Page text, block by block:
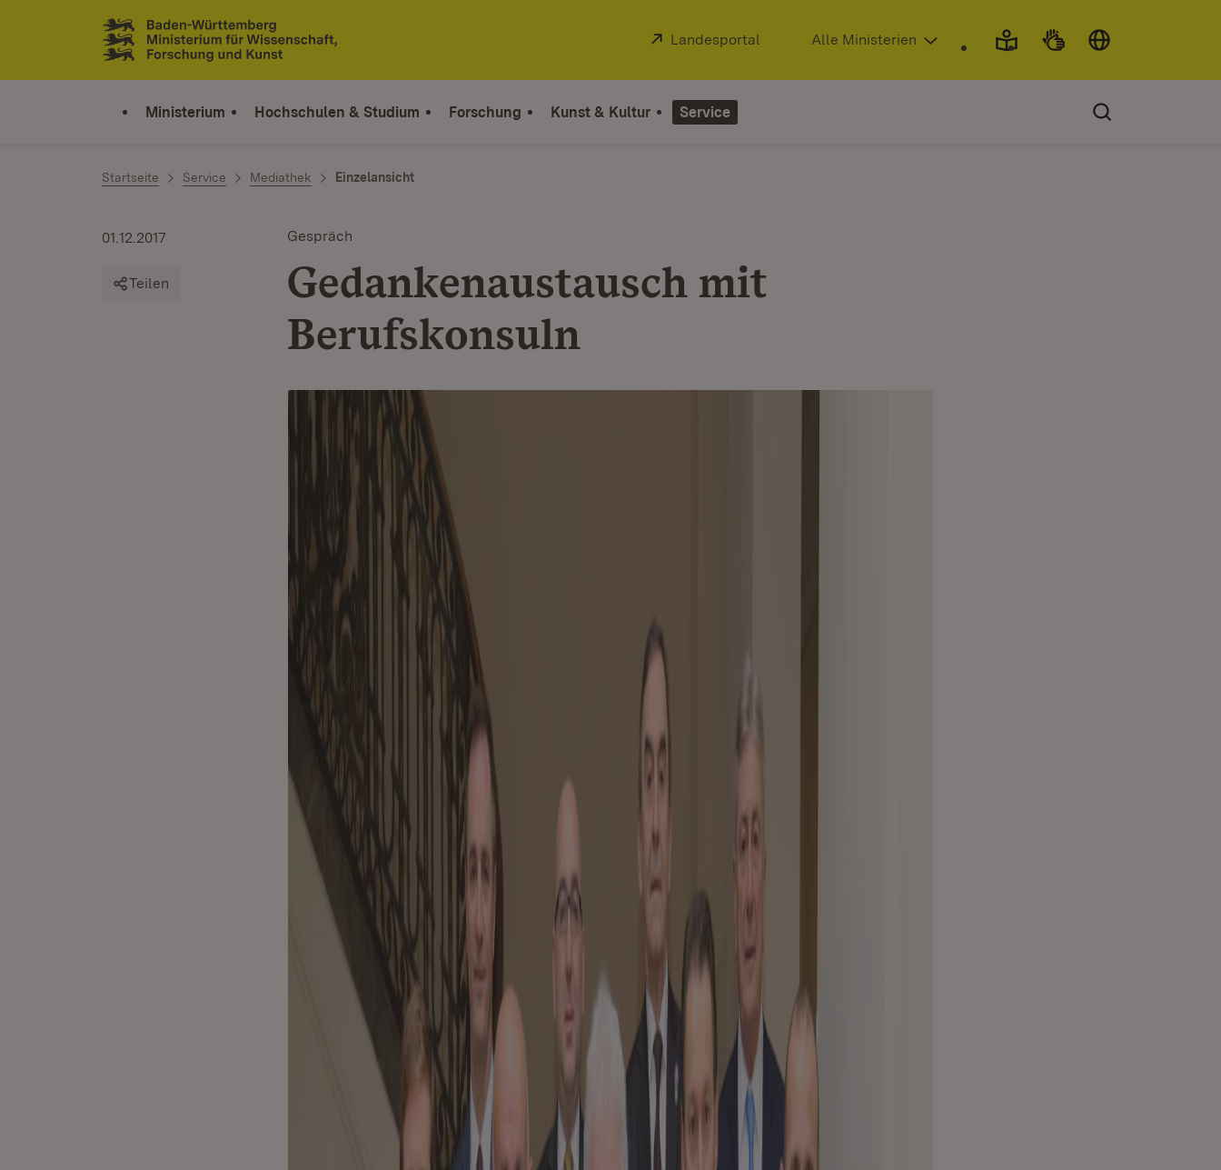
Zum Inhalt springen
Link zur Startseite
Extern:
Landesportal (Öffnet in neuem Fenster)
Alle Ministerien
Ministerium Hochschulen & Studium Forschung Kunst & Kultur Service
Startseite Service Mediathek Einzelansicht
Gespräch
Gedankenaustausch mit
Berufskonsuln
01.12.2017
Teilen